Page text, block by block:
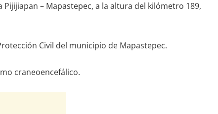
– Mapastepec, a la altura del kilómetro 189,
Civil del municipio de Mapastepec.
craneoencefálico.